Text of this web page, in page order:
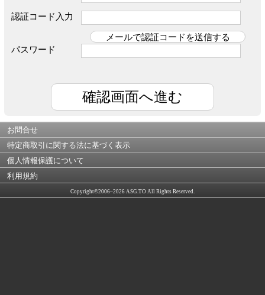
認証コード入力
パスワード
お問合せ
特定商取引に関する法に基づく表示
個人情報保護について
利用規約
Copyright©2006–2026 ASG.TO All Rights Reserved.